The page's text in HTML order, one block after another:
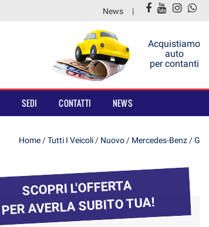
News
Acquistiamo
auto
per contanti
SEDI CONTATTI NEWS
Home /Tutti I Veicoli / Nuovo / Mercedes-Benz /G
SCOPRI L'OFFERTA
PER AVERLA SUBITO TUA!